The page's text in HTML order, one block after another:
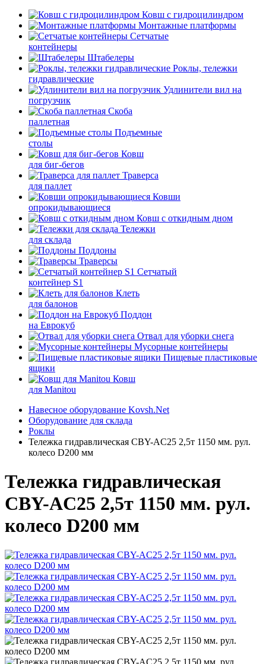
Ковш с гидроцилиндром
Монтажные платформы
Сетчатые
контейнеры
Штабелеры
Роклы, тележки
гидравлические
Удлинители вил на
погрузчик
Скоба
паллетная
Подъемные
столы
Ковш
для биг-бегов
Траверса
для паллет
Ковши
опрокидывающиеся
Ковш с откидным дном
Тележки
для склада
Поддоны
Траверсы
Сетчатый
контейнер S1
Клеть
для балонов
Поддон
на Еврокуб
Отвал для уборки снега
Мусорные контейнеры
Пищевые пластиковые
ящики
Ковш
для Manitou
Навесное оборудование Kovsh.Net
Оборудование для склада
Роклы
Тележка гидравлическая CBY-AC25 2,5т 1150 мм. рул.
колесо D200 мм
Тележка гидравлическая
CBY-AC25 2,5т 1150 мм. рул.
колесо D200 мм